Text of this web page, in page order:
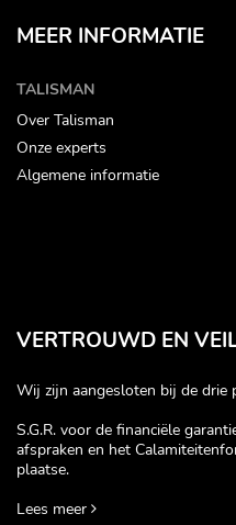
MEER INFORMATIE
TALISMAN
Over Talisman
Onze experts
Algemene informatie
VERTROUWD EN
Wij zijn aangesloten bij de drie
S.G.R. voor de financiële
afspraken en het
plaatse.
Lees meer